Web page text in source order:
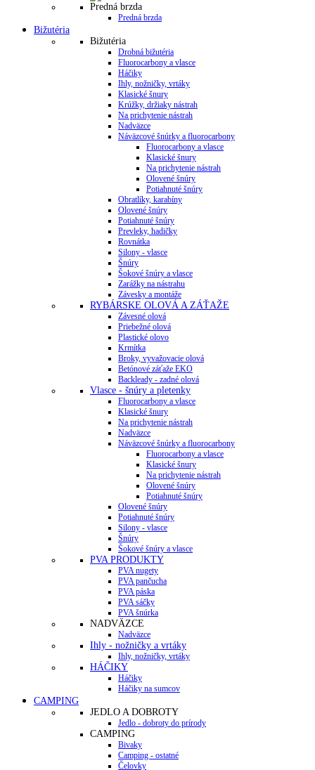
Predná brzda
Predná brzda
Bižutéria
Bižutéria
Drobná bižutéria
Fluorocarbony a vlasce
Háčiky
Ihly, nožničky, vrtáky
Klasické šnury
Krúžky, držiaky nástrah
Na prichytenie nástrah
Nadväzce
Náväzcové šnúrky a fluorocarbony
Fluorocarbony a vlasce
Klasické šnury
Na prichytenie nástrah
Olovené šnúry
Potiahnuté šnúry
Obratlíky, karabíny
Olovené šnúry
Potiahnuté šnúry
Prevleky, hadičky
Rovnátka
Silony - vlasce
Šnúry
Šokové šnúry a vlasce
Zarážky na nástrahu
Závesky a montáže
RYBÁRSKE OLOVÁ A ZÁŤAŽE
Závesné olová
Priebežné olová
Plastické olovo
Krmítka
Broky, vyvažovacie olová
Betónové záťaže EKO
Backleady - zadné olová
Vlasce - šnúry a pletenky
Fluorocarbony a vlasce
Klasické šnury
Na prichytenie nástrah
Nadväzce
Náväzcové šnúrky a fluorocarbony
Fluorocarbony a vlasce
Klasické šnury
Na prichytenie nástrah
Olovené šnúry
Potiahnuté šnúry
Olovené šnúry
Potiahnuté šnúry
Silony - vlasce
Šnúry
Šokové šnúry a vlasce
PVA PRODUKTY
PVA nugety
PVA pančucha
PVA páska
PVA sáčky
PVA šnúrka
NADVÄZCE
Nadväzce
Ihly - nožničky a vrtáky
Ihly, nožničky, vrtáky
HÁČIKY
Háčiky
Háčiky na sumcov
CAMPING
JEDLO A DOBROTY
Jedlo - dobroty do prírody
CAMPING
Bivaky
Camping - ostatné
Čelovky